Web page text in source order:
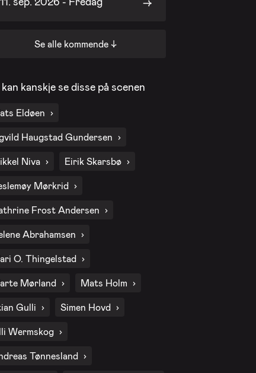
18. sep. 2026 - Fredag
25. sep. 2026 - Fredag
2. okt. 2026 - Fredag
23. okt. 2026 - Fredag
30. okt. 2026 - Fredag
6. nov. 2026 - Fredag
Se alle kommende ↓
kanskje se disse på scenen
Eldøen
Haugstad Gundersen
Niva Eirik Skarsbø
Mørkrid
Frost Andersen
Abrahamsen
O. Thingelstad
Mørland Mats Holm
Gulli Simen Hovd
Wermskog
Tønnesland